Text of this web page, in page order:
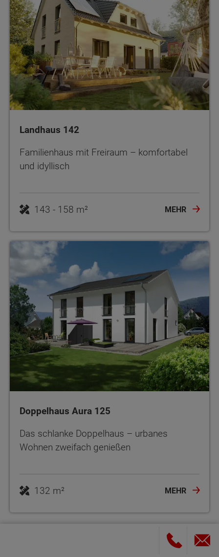
Landhaus 142
Familienhaus mit Freiraum – komfortabel
und idyllisch
143 - 158 m² MEHR
Doppelhaus Aura 125
Das schlanke Doppelhaus – urbanes
Wohnen zweifach genießen
132 m² MEHR
Architektenhaus planen: Grundriss,